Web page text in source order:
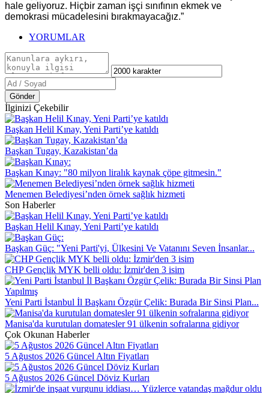
hale geliyoruz. Hiçbir zaman işçi sınıfının ekmek ve
demokrasi mücadelesini bırakmayacağız.”
YORUMLAR
Gönder
İlginizi Çekebilir
Başkan Helil Kınay, Yeni Parti’ye katıldı
Başkan Tugay, Kazakistan’da
Başkan Kınay: "80 milyon liralık kaynak çöpe gitmesin."
Menemen Belediyesi’nden örnek sağlık hizmeti
Son Haberler
Başkan Helil Kınay, Yeni Parti’ye katıldı
Başkan Güç: "Yeni Parti'yi, Ülkesini Ve Vatanını Seven İnsanlar...
CHP Gençlik MYK belli oldu: İzmir'den 3 isim
Yeni Parti İstanbul İl Başkanı Özgür Çelik: Burada Bir Sinsi Plan...
Manisa'da kurutulan domatesler 91 ülkenin sofralarına gidiyor
Çok Okunan Haberler
5 Ağustos 2026 Güncel Altın Fiyatları
5 Ağustos 2026 Güncel Döviz Kurları